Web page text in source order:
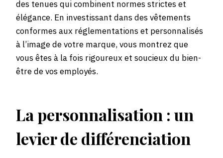
des tenues qui combinent normes strictes et
élégance. En investissant dans des vêtements
conformes aux réglementations et personnalisés
à l’image de votre marque, vous montrez que
vous êtes à la fois rigoureux et soucieux du bien-
être de vos employés.
La personnalisation : un
levier de différenciation